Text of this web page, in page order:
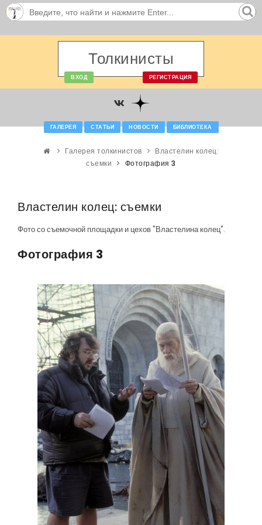
Толкинисты
ВХОД РЕГИСТРАЦИЯ
ГАЛЕРЕЯ СТАТЬИ НОВОСТИ БИБЛИОТЕКА
Галерея толкинистов
Властелин колец:
съемки
Фотография 3
Властелин колец: съемки
Фото со съемочной площадки и цехов "Властелина колец".
Фотография 3